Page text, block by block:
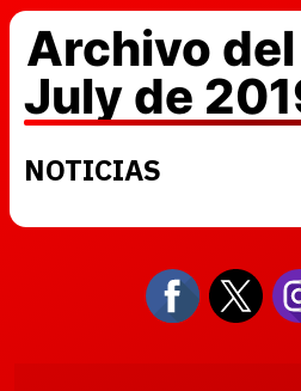
Archivo
July de
NOTICIAS